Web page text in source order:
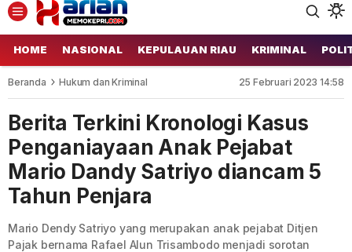
HOME NASIONAL KEPULAUAN RIAU KRIMINAL
Beranda Hukum dan Kriminal 25 Februari 2023 14:58
Berita Terkini Kronologi Kasus
Penganiayaan Anak Pejabat
Mario Dandy Satriyo diancam 5
Tahun Penjara
Mario Dendy Satriyo yang merupakan anak pejabat Ditjen
Pajak bernama Rafael Alun Trisambodo menjadi sorotan